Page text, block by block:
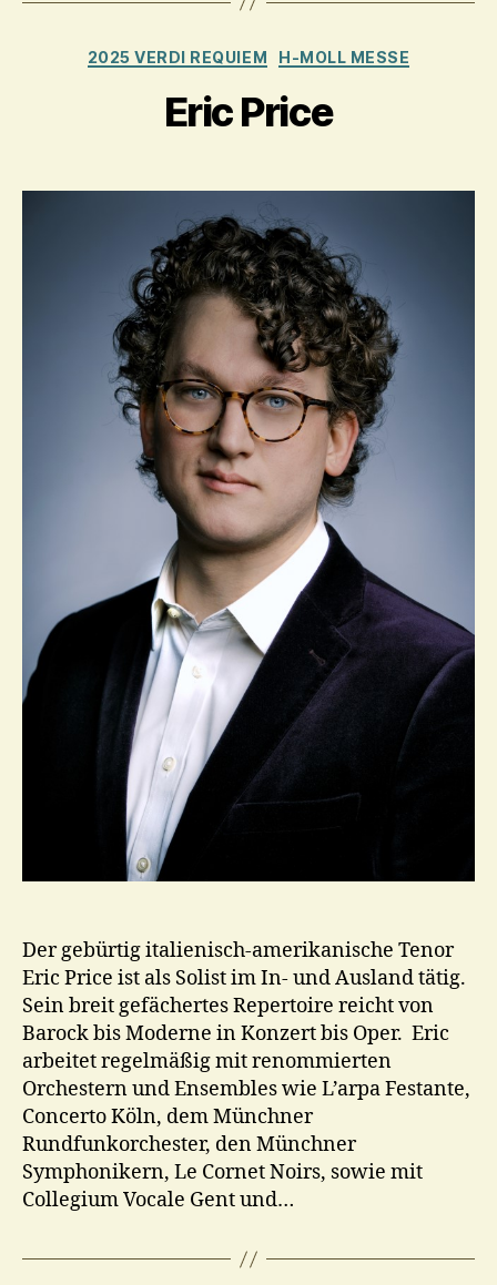
Kategorien
2025 VERDI REQUIEM H-MOLL MESSE
Eric Price
Der gebürtig italienisch-amerikanische Tenor
Eric Price ist als Solist im In- und Ausland tätig.
Sein breit gefächertes Repertoire reicht von
Barock bis Moderne in Konzert bis Oper. Eric
arbeitet regelmäßig mit renommierten
Orchestern und Ensembles wie L’arpa Festante,
Concerto Köln, dem Münchner
Rundfunkorchester, den Münchner
Symphonikern, Le Cornet Noirs, sowie mit
Collegium Vocale Gent und…